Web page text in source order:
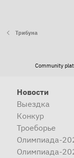
Трибуна
Community
Новости
Выездка
Конкур
Троеборье
Олимпиада-
Олимпиада-